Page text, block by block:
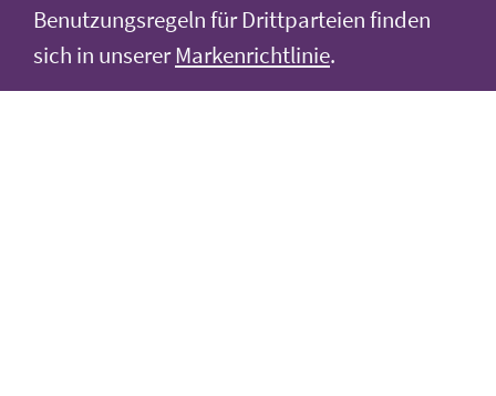
Benutzungsregeln für Drittparteien finden
sich in unsererMarkenrichtlinie.